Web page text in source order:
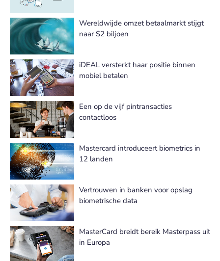
Wereldwijde omzet betaalmarkt stijgt
naar $2 biljoen
iDEAL versterkt haar positie binnen
mobiel betalen
Een op de vijf pintransacties
contactloos
Mastercard introduceert biometrics in
12 landen
Vertrouwen in banken voor opslag
biometrische data
MasterCard breidt bereik Masterpass uit
in Europa